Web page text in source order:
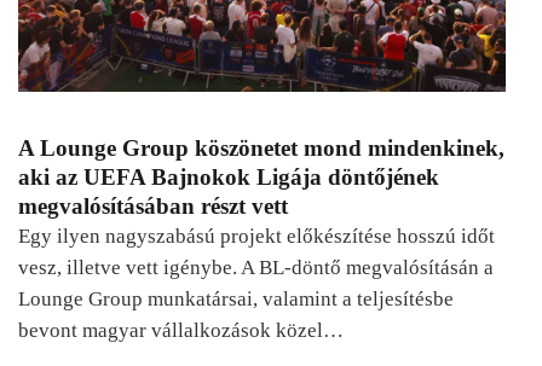
A Lounge Group köszönetet mond mindenkinek,
aki az UEFA Bajnokok Ligája döntőjének
megvalósításában részt vett
Egy ilyen nagyszabású projekt előkészítése hosszú időt
vesz, illetve vett igénybe. A BL-döntő megvalósításán a
Lounge Group munkatársai, valamint a teljesítésbe
bevont magyar vállalkozások közel…